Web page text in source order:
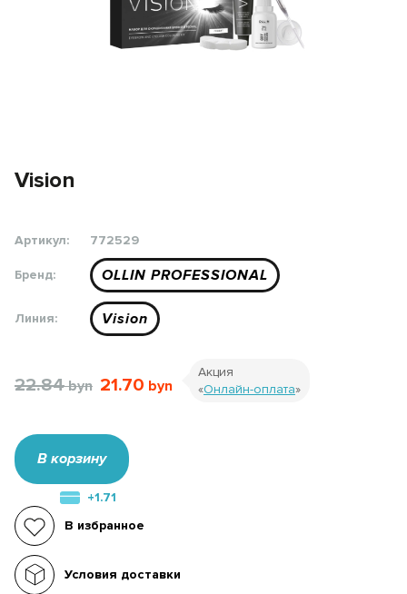
Vision
Артикул: 772529
Бренд: OLLIN PROFESSIONAL
Линия: Vision
22.84 21.70
Акция
«Онлайн-оплата»
В корзину
+1.71
В избранное
Условия доставки